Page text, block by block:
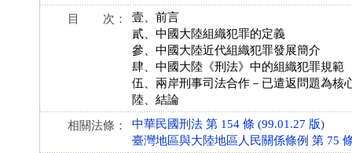
目 次：
壹、前言
貳、中國大陸組織犯罪的定義
參、中國大陸近代組織犯罪發展簡介
肆、中國大陸《刑法》中的組織犯罪規範
伍、兩岸刑事司法合作－已遣返問題為核
陸、結論
相關法條：
中華民國刑法 第 154 條 (99.01.27 版)
臺灣地區與大陸地區人民關係條例 第 75